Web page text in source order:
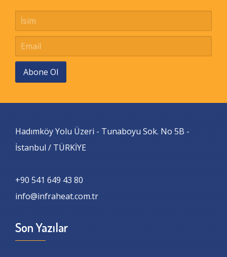
Abone Ol
Hadımköy Yolu Üzeri - Tunaboyu Sok. No 5B -
İstanbul / TÜRKİYE
+90 541 649 43 80
info@infraheat.com.tr
Son Yazılar